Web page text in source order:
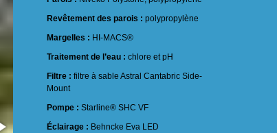
Revêtement des parois : polypropylène
Margelles : HI-MACS®
Traitement de l’eau : chlore et pH
Filtre : filtre à sable Astral Cantabric Side-
Mount
Pompe : Starline® SHC VF
Éclairage : Behncke Eva LED